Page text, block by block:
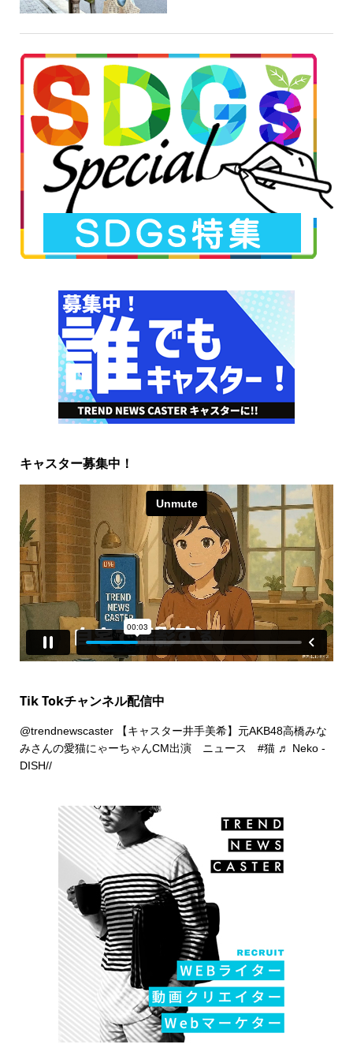
キャスター募集中！
Tik Tokチャンネル配信中
@trendnewscaster【キャスター井手美希】元AKB48高橋みな
みさんの愛猫にゃーちゃんCM出演 ニュース #猫 ♬ Neko -
DISH//